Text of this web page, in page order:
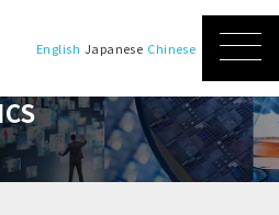
English Japanese Chinese